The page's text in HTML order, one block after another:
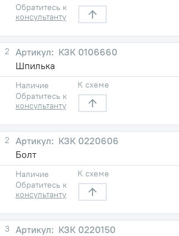
Обратитесь к
консультанту
2
КЗК 0106660
Шпилька
Наличие
Обратитесь к
консультанту
К схеме
2
КЗК 0220606
Болт
Наличие
Обратитесь к
консультанту
К схеме
3
КЗК 0220150